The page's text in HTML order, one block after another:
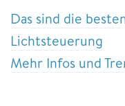
Das sind die
Lichtsteuerung
Mehr Infos und